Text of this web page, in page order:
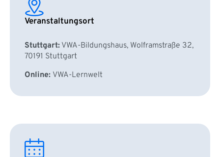
Veranstaltungsort
Stuttgart: VWA-Bildungshaus, Wolframstraße 32,
70191 Stuttgart
Online: VWA-Lernwelt